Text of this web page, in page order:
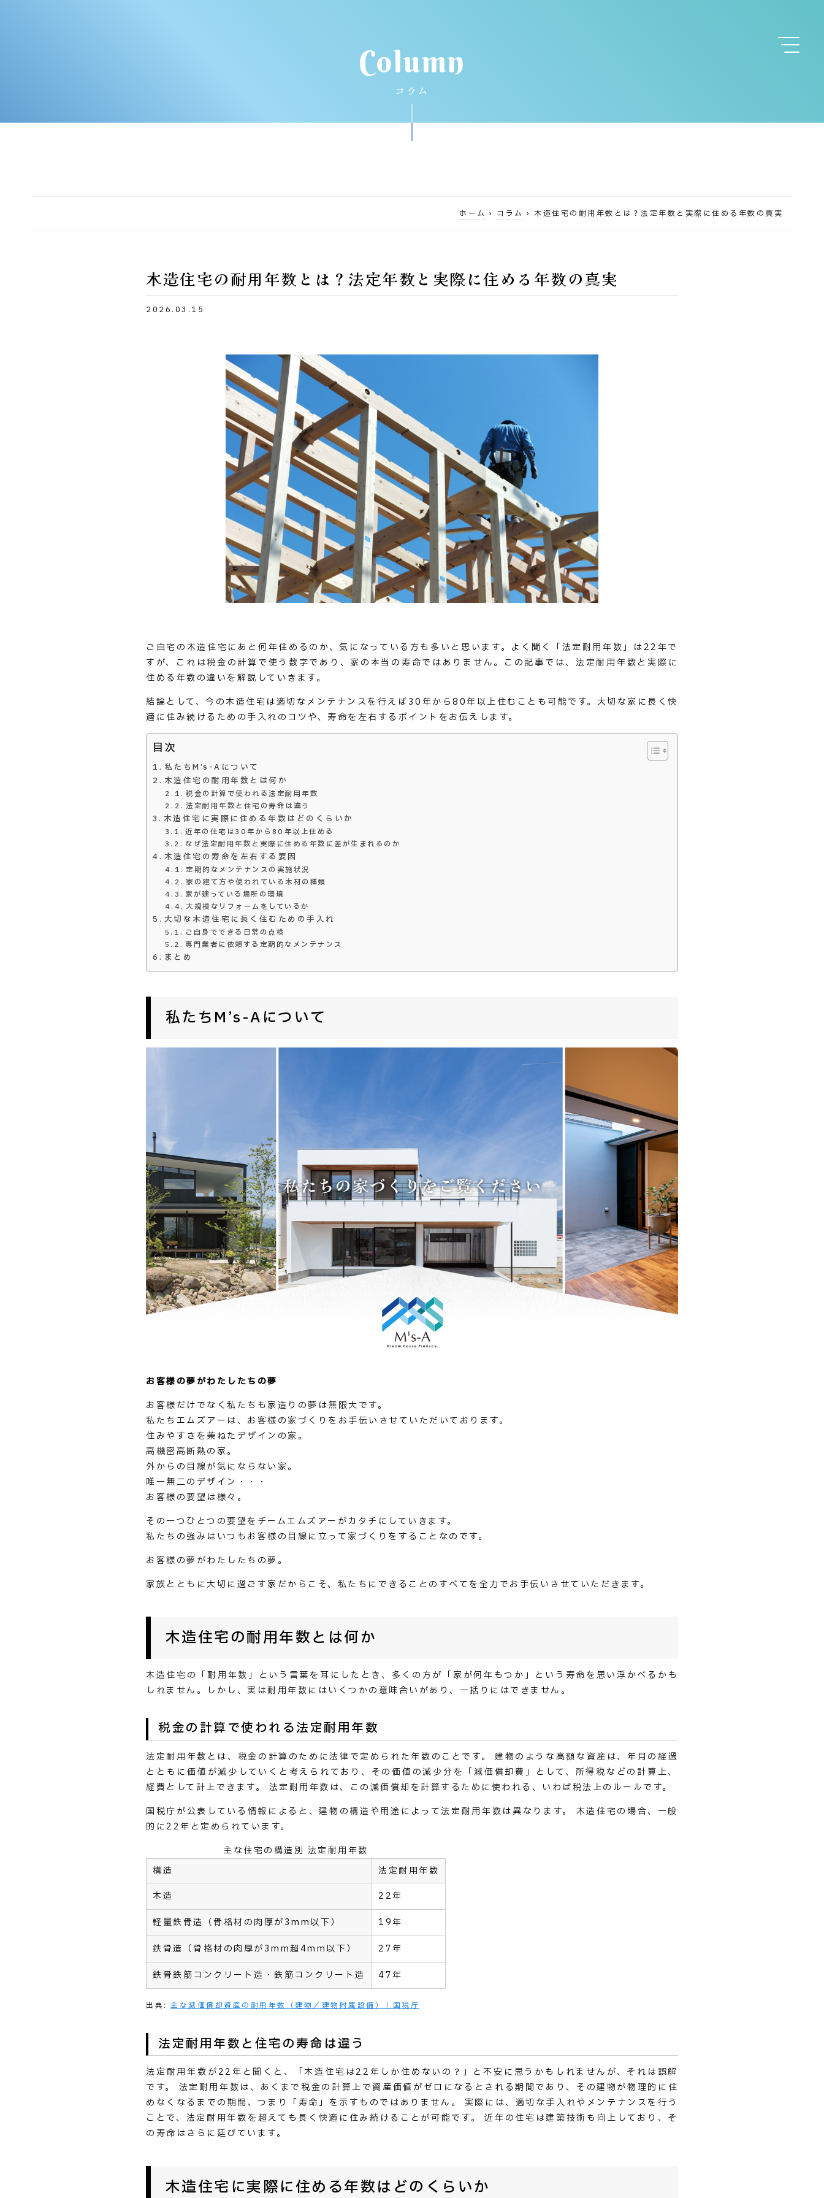
Column
コラム
ホーム › コラム › 木造住宅の耐用年数とは？法定年数と実際に住める年数の真実
木造住宅の耐用年数とは？法定年数と実際に住める年数の真実
2026.03.15
ご自宅の木造住宅にあと何年住めるのか、気になっている方も多いと思います。よく聞く「法定耐用年数」は22年で
すが、これは税金の計算で使う数字であり、家の本当の寿命ではありません。この記事では、法定耐用年数と実際に
住める年数の違いを解説していきます。
結論として、今の木造住宅は適切なメンテナンスを行えば30年から80年以上住むことも可能です。大切な家に長く快
適に住み続けるための手入れのコツや、寿命を左右するポイントをお伝えします。
目次
私たちM’s-Aについて
木造住宅の耐用年数とは何か
税金の計算で使われる法定耐用年数
法定耐用年数と住宅の寿命は違う
木造住宅に実際に住める年数はどのくらいか
近年の住宅は30年から80年以上住める
なぜ法定耐用年数と実際に住める年数に差が生まれるのか
木造住宅の寿命を左右する要因
定期的なメンテナンスの実施状況
家の建て方や使われている木材の種類
家が建っている場所の環境
大規模なリフォームをしているか
大切な木造住宅に長く住むための手入れ
ご自身でできる日常の点検
専門業者に依頼する定期的なメンテナンス
まとめ
私たちM’s-Aについて
お客様の夢がわたしたちの夢
お客様だけでなく私たちも家造りの夢は無限大です。
私たちエムズアーは、お客様の家づくりをお手伝いさせていただいております。
住みやすさを兼ねたデザインの家。
高機密高断熱の家。
外からの目線が気にならない家。
唯一無二のデザイン・・・
お客様の要望は様々。
その一つひとつの要望をチームエムズアーがカタチにしていきます。
私たちの強みはいつもお客様の目線に立って家づくりをすることなのです。
お客様の夢がわたしたちの夢。
家族とともに大切に過ごす家だからこそ、私たちにできることのすべてを全力でお手伝いさせていただきます。
木造住宅の耐用年数とは何か
木造住宅の「耐用年数」という言葉を耳にしたとき、多くの方が「家が何年もつか」という寿命を思い浮かべるかも
しれません。しかし、実は耐用年数にはいくつかの意味合いがあり、一括りにはできません。
税金の計算で使われる法定耐用年数
法定耐用年数とは、税金の計算のために法律で定められた年数のことです。 建物のような高額な資産は、年月の経過
とともに価値が減少していくと考えられており、その価値の減少分を「減価償却費」として、所得税などの計算上、
経費として計上できます。 法定耐用年数は、この減価償却を計算するために使われる、いわば税法上のルールです。
国税庁が公表している情報によると、建物の構造や用途によって法定耐用年数は異なります。 木造住宅の場合、一般
的に22年と定められています。
主な住宅の構造別 法定耐用年数
構造
法定耐用年数
木造
22年
軽量鉄骨造（骨格材の肉厚が3mm以下） 19年
鉄骨造（骨格材の肉厚が3mm超4mm以下） 27年
鉄骨鉄筋コンクリート造・鉄筋コンクリート造 47年
出典: 主な減価償却資産の耐用年数（建物／建物附属設備）｜国税庁
法定耐用年数と住宅の寿命は違う
法定耐用年数が22年と聞くと、「木造住宅は22年しか住めないの？」と不安に思うかもしれませんが、それは誤解
です。 法定耐用年数は、あくまで税金の計算上で資産価値がゼロになるとされる期間であり、その建物が物理的に住
めなくなるまでの期間、つまり「寿命」を示すものではありません。 実際には、適切な手入れやメンテナンスを行う
ことで、法定耐用年数を超えても長く快適に住み続けることが可能です。 近年の住宅は建築技術も向上しており、そ
の寿命はさらに延びています。
木造住宅に実際に住める年数はどのくらいか